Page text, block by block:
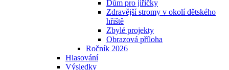
Dům pro jiřičky
Zdravější stromy v okolí dětského
hřiště
Zbylé projekty
Obrazová příloha
Ročník 2026
Hlasování
Výsledky